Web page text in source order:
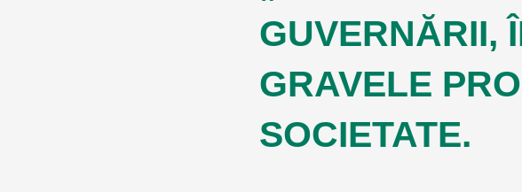
GUVERNĂRII,
GRAVELE
SOCIETATE.